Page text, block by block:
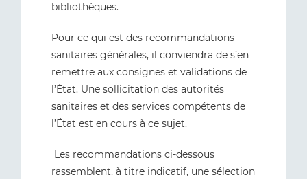
bibliothèques.
Pour ce qui est des recommandations
sanitaires générales, il conviendra de s’en
remettre aux consignes et validations de
l’État. Une sollicitation des autorités
sanitaires et des services compétents de
l’État est en cours à ce sujet.
Les recommandations ci-dessous
rassemblent, à titre indicatif, une sélection